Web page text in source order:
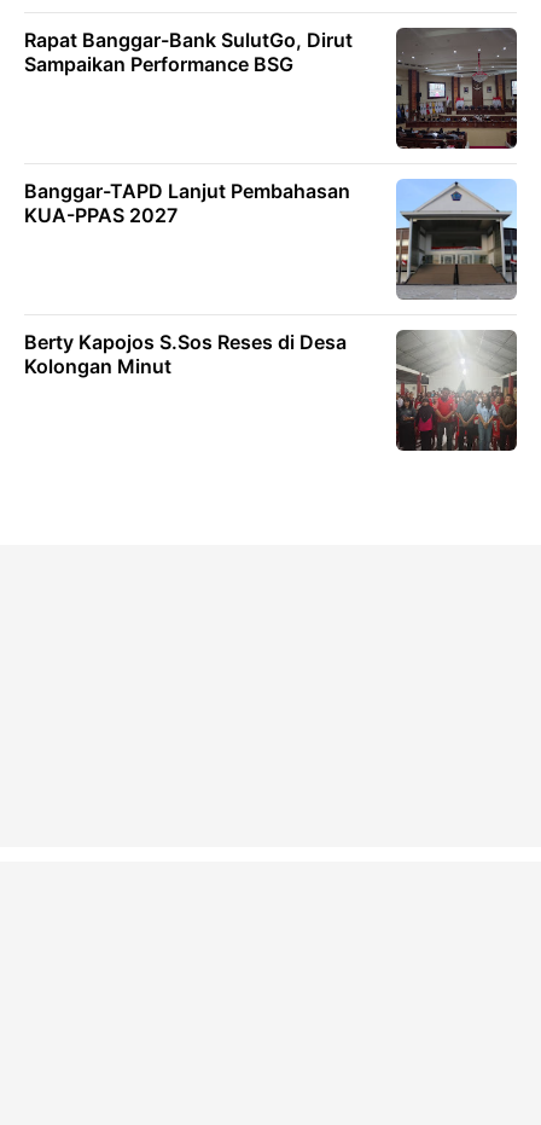
Rapat Banggar-Bank SulutGo, Dirut
Sampaikan Performance BSG
Banggar-TAPD Lanjut Pembahasan
KUA-PPAS 2027
Berty Kapojos S.Sos Reses di Desa
Kolongan Minut